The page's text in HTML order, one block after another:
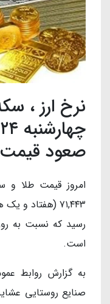
نرخ ارز ،
صعود
امروز قیمت طلا و
۷۱,۴۴۳ (هفتاد
است.
به گزارش روابط
صنایع روستایی